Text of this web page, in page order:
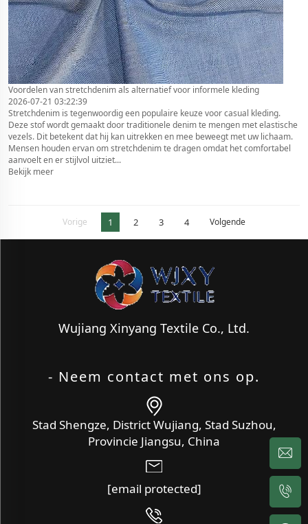
Voordelen van stretchdenim als alternatief voor informele kleding
2026-07-21 03:22:39
Stretchdenim is tegenwoordig een populaire keuze voor casual kleding.
Deze stof wordt gemaakt door traditionele denim te mengen met elastische
vezels. Dit betekent dat hij kan uitrekken en mee beweegt met uw lichaam.
Mensen houden ervan om stretchdenim te dragen omdat het comfortabel
aanvoelt en er stijlvol uitziet...
Bekijk meer
Vorige 1 2 3 4 Volgende
Wujiang Xinyang Textile Co., Ltd.
- Neem contact met ons op.
Stad Shengze, District Wujiang, Stad Suzhou,
Provincie Jiangsu, China
[email protected]